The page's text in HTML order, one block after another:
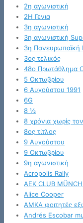
2η αγωνιστική
2Η Γενια
3η αγωνιστική
3η αγωνιστική
3η Πανευρωπαϊκή
3ος τελικός
48ο Πρωτάθλημα
5 Οκτωβρίου
6 Αυγούστου 1991
6G
8 ½
8 χρόνια χωρίς
8ος τίτλος
9 Αυγούστου
9 Οκτωβρίου
9η αγωνιστική
Acropolis Rally
AEK CLUB
Alice Cooper
AMKA φοιτητές
Andrés Escobar